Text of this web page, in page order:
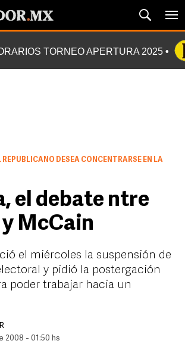
TORNEO APERTURA 2025
REPUBLICANO DESEA CONCENTRARSE EN LA
el debate ntre
McCain
el miércoles la suspensión de
y pidió la postergación
poder trabajar hacia un
2008 - 01:50 hs